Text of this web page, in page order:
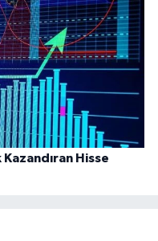
Kazandıran Hisse